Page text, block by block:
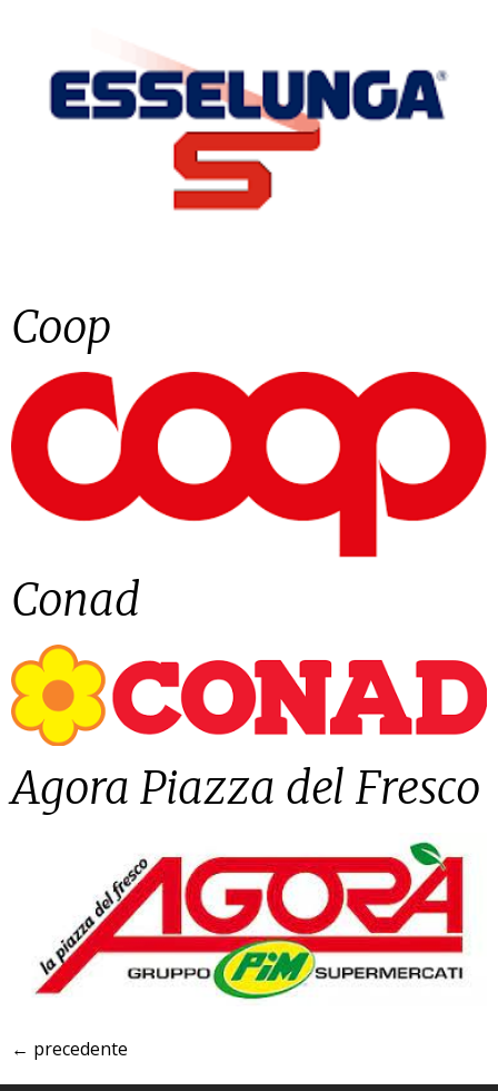
Coop
Conad
Agora Piazza del Fresco
← precedente